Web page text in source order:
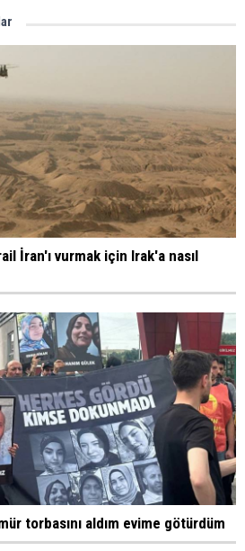
İran'ı vurmak için Irak'a nasıl
torbasını aldım evime götürdüm